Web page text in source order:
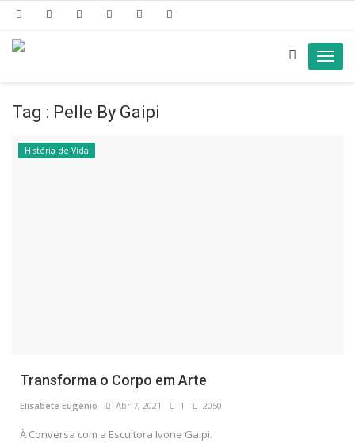
Tag : Pelle By Gaipi
História de Vida
Transforma o Corpo em Arte
Elisabete Eugénio Abr 7, 2021 1 2050
À Conversa com a Escultora Ivone Gaipi.